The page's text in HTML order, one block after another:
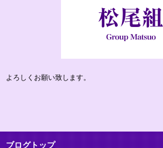
よろしくお願い致します。
ブログトップ